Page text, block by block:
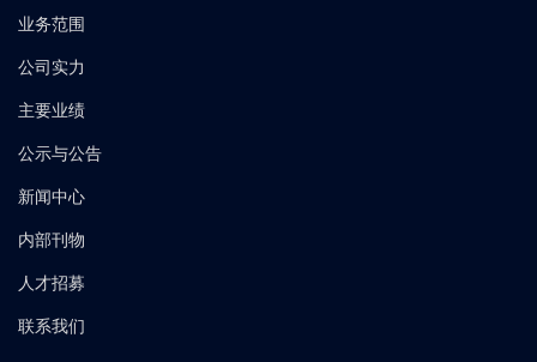
业务范围
公司实力
主要业绩
公示与公告
新闻中心
内部刊物
人才招募
联系我们